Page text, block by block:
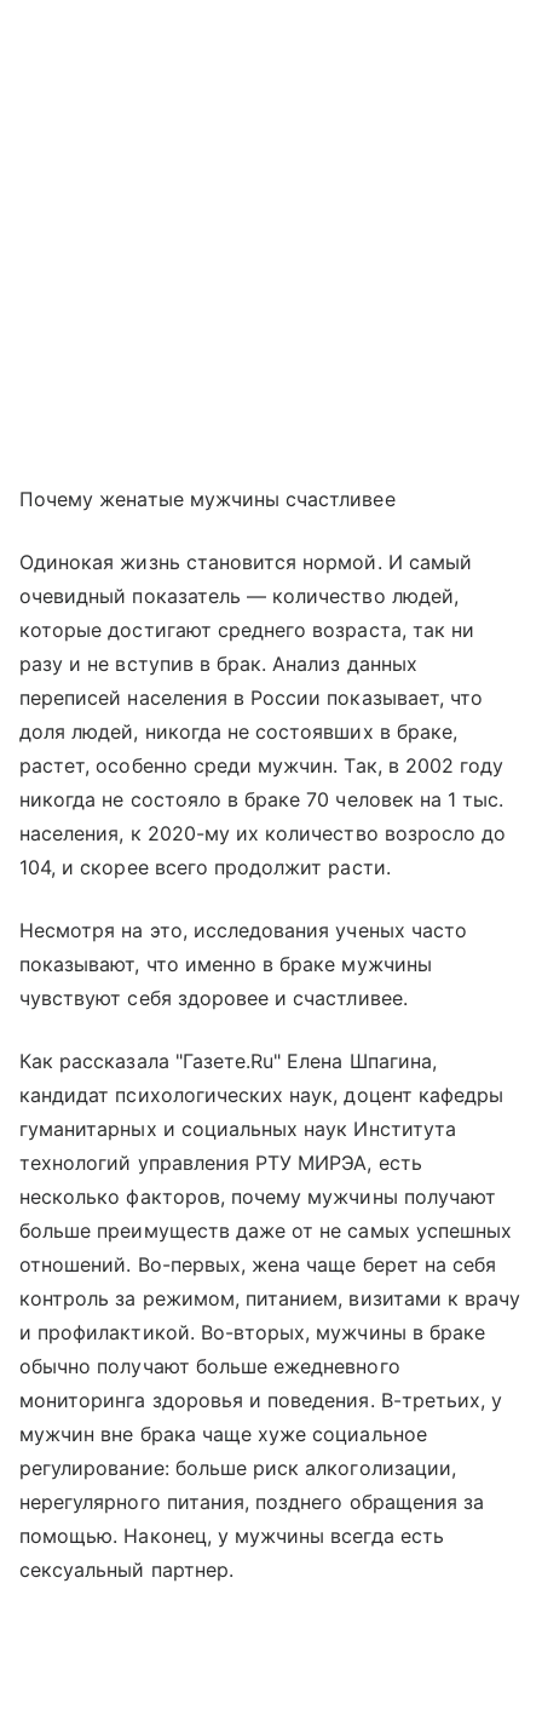
Почему женатые мужчины счастливее
Одинокая жизнь становится нормой. И самый
очевидный показатель — количество людей,
которые достигают среднего возраста, так ни
разу и не вступив в брак. Анализ данных
переписей населения в России показывает, что
доля людей, никогда не состоявших в браке,
растет, особенно среди мужчин. Так, в 2002 году
никогда не состояло в браке 70 человек на 1 тыс.
населения, к 2020-му их количество возросло до
104, и скорее всего продолжит расти.
Несмотря на это, исследования ученых часто
показывают, что именно в браке мужчины
чувствуют себя здоровее и счастливее.
Как рассказала "Газете.Ru" Елена Шпагина,
кандидат психологических наук, доцент кафедры
гуманитарных и социальных наук Института
технологий управления РТУ МИРЭА, есть
несколько факторов, почему мужчины получают
больше преимуществ даже от не самых успешных
отношений. Во-первых, жена чаще берет на себя
контроль за режимом, питанием, визитами к врачу
и профилактикой. Во-вторых, мужчины в браке
обычно получают больше ежедневного
мониторинга здоровья и поведения. В-третьих, у
мужчин вне брака чаще хуже социальное
регулирование: больше риск алкоголизации,
нерегулярного питания, позднего обращения за
помощью. Наконец, у мужчины всегда есть
сексуальный партнер.